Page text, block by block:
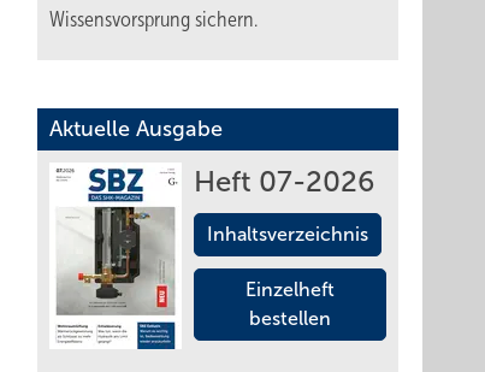
Wissensvorsprung sichern.
Aktuelle Ausgabe
Heft 07-2026
Inhaltsverzeichnis
Einzelheft
bestellen